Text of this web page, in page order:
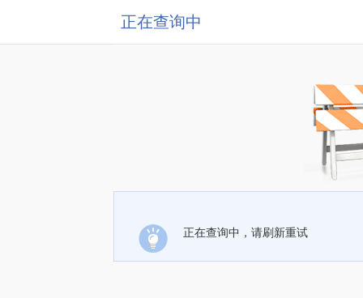
正在查询中
正在查询中，请刷新重试